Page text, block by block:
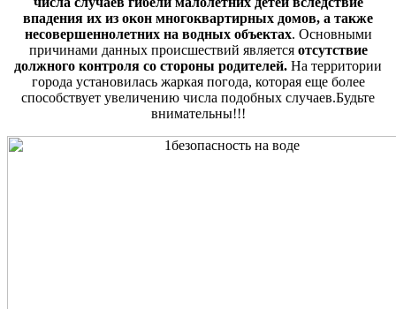
впадения их из окон многоквартирных домов, а также
несовершеннолетних на водных объектах. Основными
причинами данных происшествий являетсяотсутствие
должного контроля со стороны родителей. На территории
города установилась жаркая погода, которая еще более
способствует увеличению числа подобных случаев.Будьте
внимательны!!!